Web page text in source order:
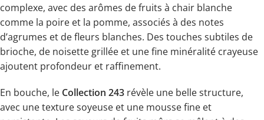
complexe, avec des arômes de fruits à chair blanche
comme la poire et la pomme, associés à des notes
d’agrumes et de fleurs blanches. Des touches subtiles de
brioche, de noisette grillée et une fine minéralité crayeuse
ajoutent profondeur et raffinement.
En bouche, le Collection 243 révèle une belle structure,
avec une texture soyeuse et une mousse fine et